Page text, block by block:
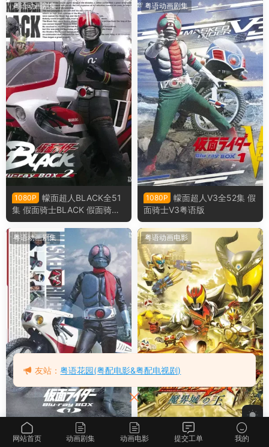
粤语动画剧集
1080P
幪面超人BLACK全51
集 假面骑士BLACK 假面骑士
暗日粤语版
粤语动画剧集
1080P
幪面超人V3全52集 假
面骑士V3粤语版
粤语动画剧集
1080P
幪面超人 假面骑士粤
语版
粤语动画电影
幪面超人KIVA 魔界城
之王 假面骑士Kiva 魔界城之
网站首页 动画剧集 动画电影 提交工单 我的
友站：粤语花园(粤配电影&粤配电视剧)